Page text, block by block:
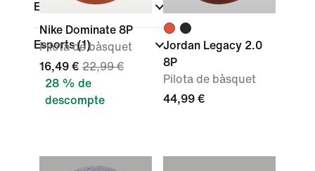
En oferta
Esports(1)
Nike Dominate 8P
Pilota de bàsquet
16,49 € 22,99 €
28 % de
descompte
Jordan Legacy 2.0
8P
Pilota de bàsquet
44,99 €